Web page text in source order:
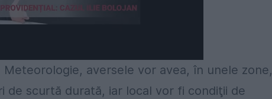
aversele vor avea, în unele zone,
scurtă durată, iar local vor fi condiţii de